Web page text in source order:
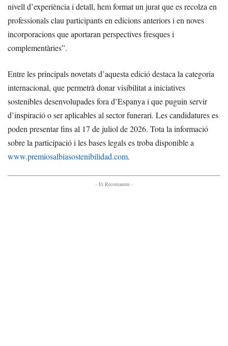
nivell d’experiència i detall, hem format un jurat que es recolza en
professionals clau participants en edicions anteriors i en noves
incorporacions que aportaran perspectives fresques i
complementàries”.
Entre les principals novetats d’aquesta edició destaca la categoria
internacional, que permetrà donar visibilitat a iniciatives
sostenibles desenvolupades fora d’Espanya i que puguin servir
d’inspiració o ser aplicables al sector funerari. Les candidatures es
poden presentar fins al 17 de juliol de 2026. Tota la informació
sobre la participació i les bases legals es troba disponible a
www.premiosalbiasostenibilidad.com.
- Et Recomanem -